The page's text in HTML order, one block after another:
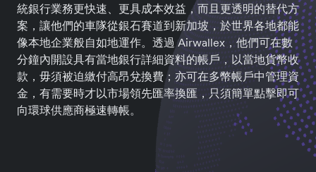
統銀行業務更快速、更具成本效益，而且更透明的替代方
案，讓他們的車隊從銀石賽道到新加坡，於世界各地都能
像本地企業般自如地運作。透過 Airwallex，他們可在數
分鐘內開設具有當地銀行詳細資料的帳戶，以當地貨幣收
款，毋須被迫繳付高昂兌換費；亦可在多幣帳戶中管理資
金，有需要時才以市場領先匯率換匯，只須簡單點擊即可
向環球供應商極速轉帳。